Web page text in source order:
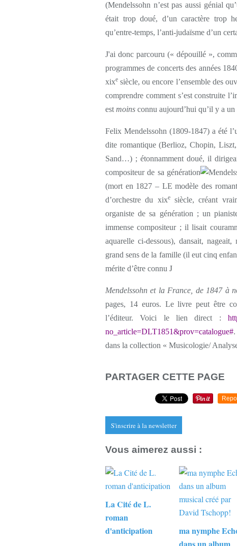
(Mendelssohn n’est pas aussi génial
était trop doué, d’un caractère trop
qu’entre-temps, l’anti-judaïsme d’un
J'ai donc parcouru (« dépouillé »,
programmes de concerts des années
xixe siècle, ou encore l’ensemble des
comprendre comment s’est construite
est moins connu aujourd’hui qu’il y a
Felix Mendelssohn (1809-1847) a été
dite romantique (Berlioz, Chopin,
Sand…) ; étonnamment doué, il
compositeur de sa génération
(mort en 1827 – LE modèle des
d’orchestre du xixesiècle, créant
organiste de sa génération ; un
immense compositeur ; il lisait
aquarelle ci-dessous), dansait,
grand sens de la famille (il eut cinq
mérite d’être connu J
Mendelssohn et la France, de 1847 à
pages, 14 euros. Le livre peut être
l’éditeur. Voici le lien direct :
no_article=DLT1851&prov=catalogue#
dans la collection « Musicologie/
PARTAGER CETTE PAGE
S'inscrire à la newsletter
Vous aimerez aussi :
La Cité de L.
roman
d'anticipation
ma nymphe